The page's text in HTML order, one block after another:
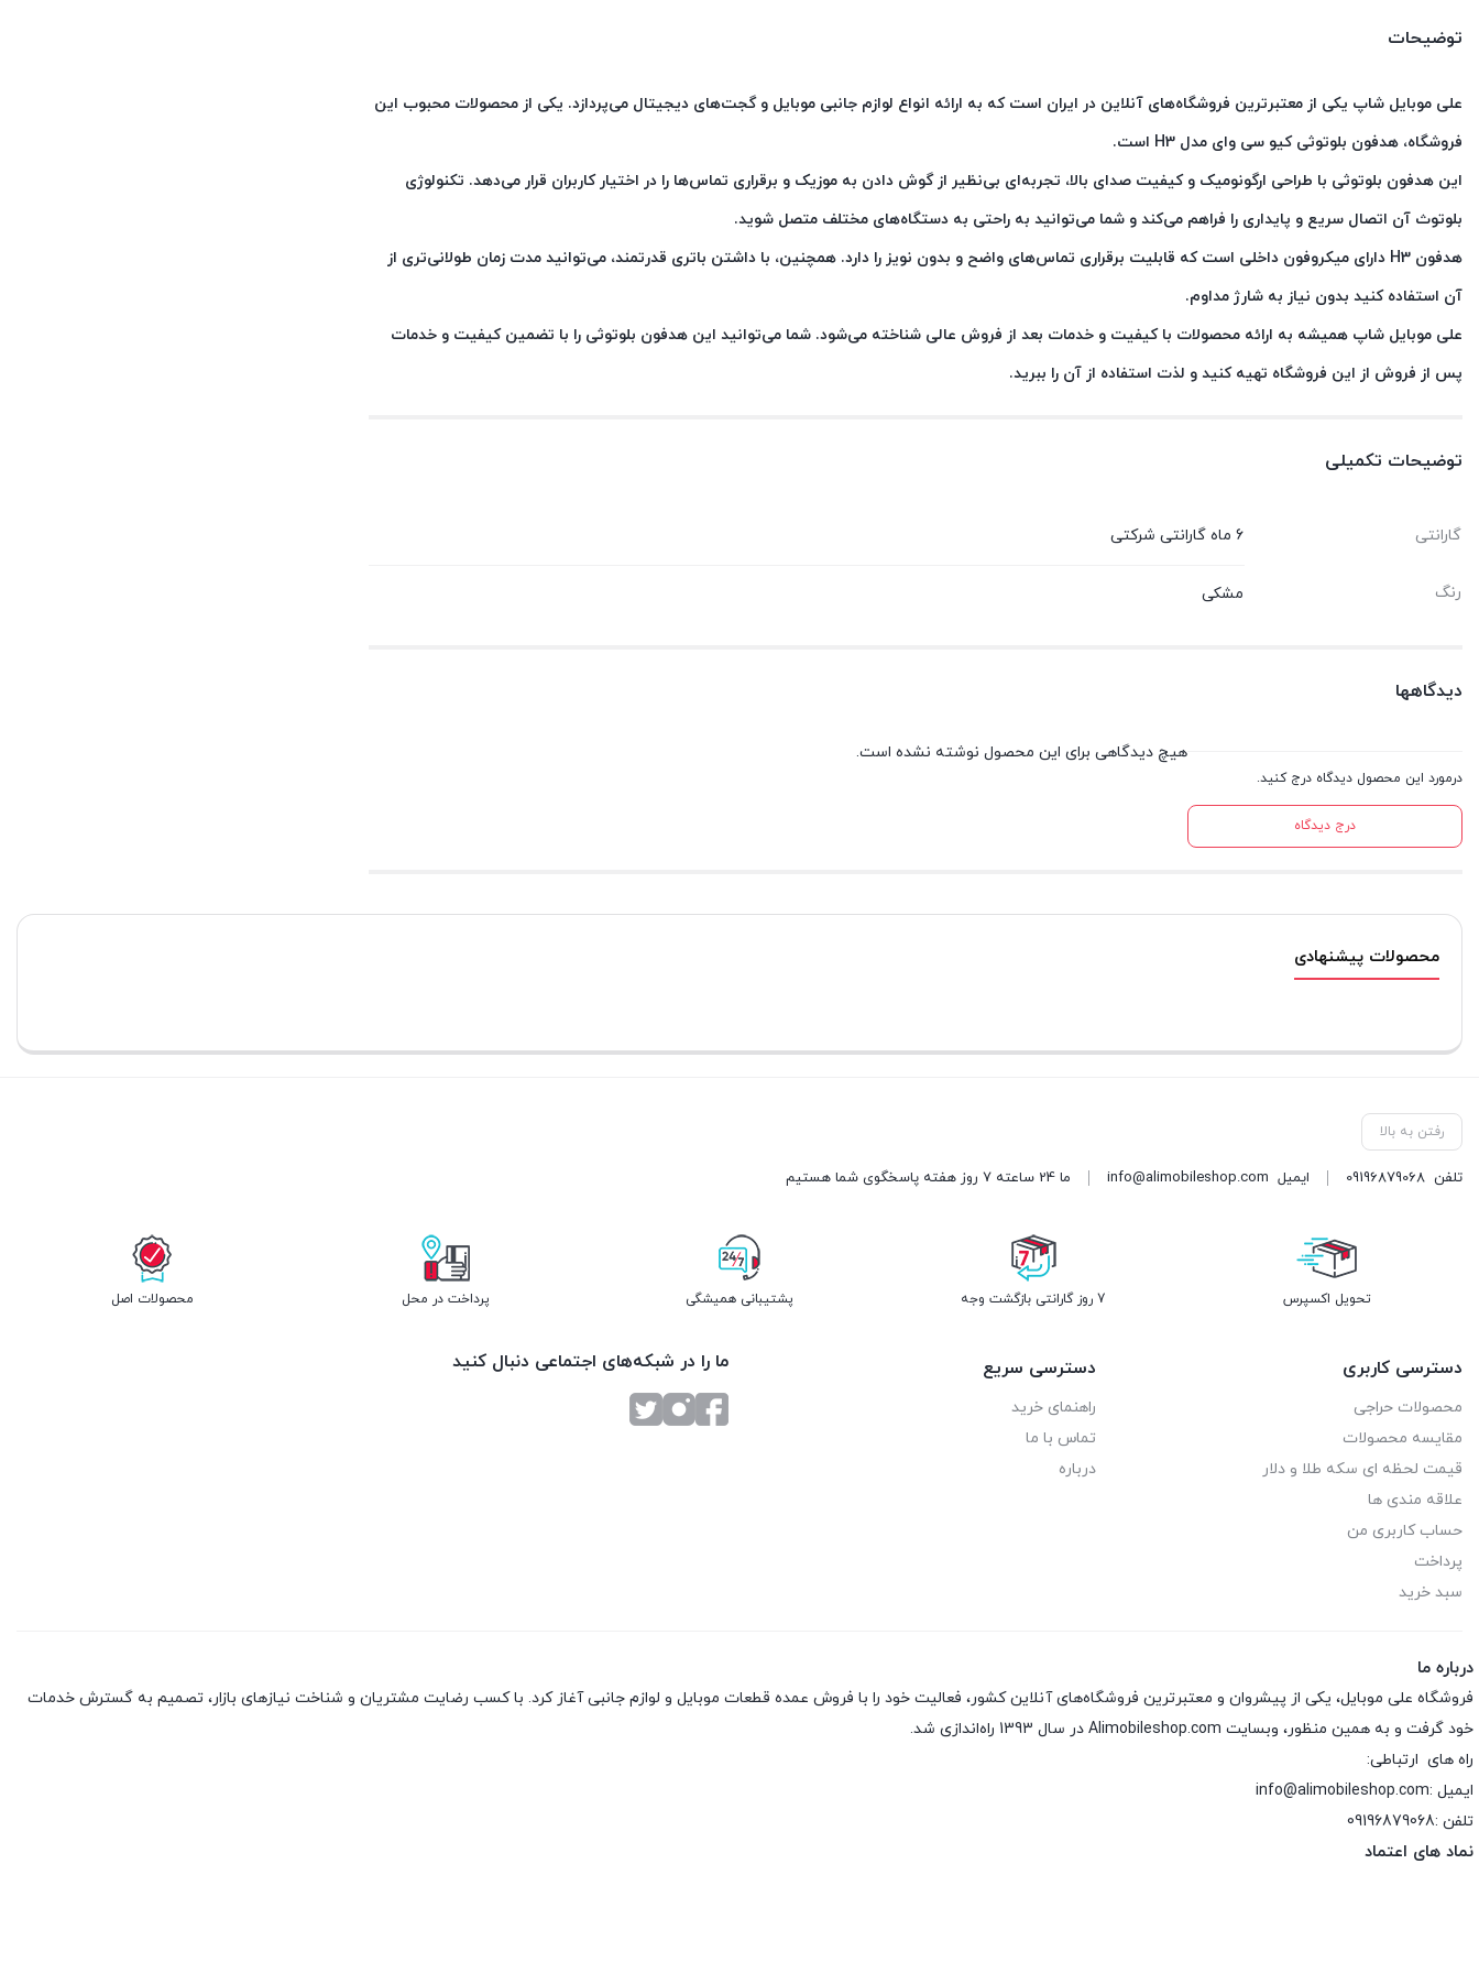
توضیحات
علی موبایل شاپ یکی از معتبرترین فروشگاه‌های آنلاین در ایران است که به ارائه انواع لوازم جانبی موبایل و گجت‌های دیجیتال می‌پردازد. یکی از محصولات محبوب این
فروشگاه، هدفون بلوتوثی کیو سی وای مدل H3 است.
این هدفون بلوتوثی با طراحی ارگونومیک و کیفیت صدای بالا، تجربه‌ای بی‌نظیر از گوش دادن به موزیک و برقراری تماس‌ها را در اختیار کاربران قرار می‌دهد. تکنولوژی
بلوتوث آن اتصال سریع و پایداری را فراهم می‌کند و شما می‌توانید به راحتی به دستگاه‌های مختلف متصل شوید.
هدفون H3 دارای میکروفون داخلی است که قابلیت برقراری تماس‌های واضح و بدون نویز را دارد. همچنین، با داشتن باتری قدرتمند، می‌توانید مدت زمان طولانی‌تری از
آن استفاده کنید بدون نیاز به شارژ مداوم.
علی موبایل شاپ همیشه به ارائه محصولات با کیفیت و خدمات بعد از فروش عالی شناخته می‌شود. شما می‌توانید این هدفون بلوتوثی را با تضمین کیفیت و خدمات
پس از فروش از این فروشگاه تهیه کنید و لذت استفاده از آن را ببرید.
توضیحات تکمیلی
گارانتی 6 ماه گارانتی شرکتی
رنگ مشکی
دیدگاهها
درمورد این محصول دیدگاه درج کنید.
درج دیدگاه
هیچ دیدگاهی برای این محصول نوشته نشده است.
محصولات پیشنهادی
رفتن به بالا
تلفن 09196879068 ایمیل info@alimobileshop.com ما 24 ساعته 7 روز هفته پاسخگوی شما هستیم
تحویل اکسپرس 7 روز گارانتی بازگشت وجه پشتیبانی همیشگی پرداخت در محل محصولات اصل
دسترسی کاربری
محصولات حراجی
مقایسه محصولات
قیمت لحظه ای سکه طلا و دلار
علاقه مندی ها
حساب کاربری من
پرداخت
سبد خرید
دسترسی سریع
راهنمای خرید
تماس با ما
درباره
ما را در شبکه‌های اجتماعی دنبال کنید
درباره ما
فروشگاه علی موبایل، یکی از پیشروان و معتبرترین فروشگاه‌های آنلاین کشور، فعالیت خود را با فروش عمده قطعات موبایل و لوازم جانبی آغاز کرد. با کسب رضایت مشتریان و شناخت نیازهای بازار، تصمیم به گسترش خدمات
خود گرفت و به همین منظور، وبسایت Alimobileshop.com در سال 1393 راه‌اندازی شد.
راه های ارتباطی:
ایمیل :info@alimobileshop.com
تلفن :09196879068
نماد های اعتماد